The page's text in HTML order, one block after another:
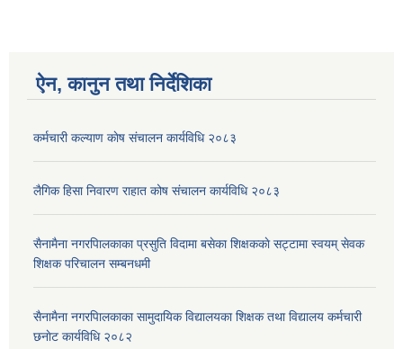
ऐन, कानुन तथा निर्देशिका
कर्मचारी कल्याण काेष संचालन कार्यविधि २०८३
लैगिक हिसा निवारण राहात कोष संचालन कार्यविधि २०८३
सैनामैना नगरपािलकाका प्रसुति विदामा बसेका शिक्षककाे सट्टामा स्वयम् सेवक
शिक्षक परिचालन सम्बनधमी
सैनामैना नगरपािलकाका सामुदायिक विद्यालयका शिक्षक तथा विद्यालय कर्मचारी
छनाेट कार्यविधि २०८२